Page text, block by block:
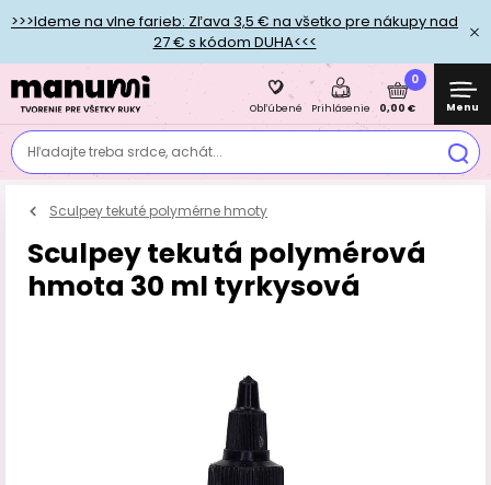
>>>Ideme na vlne farieb: Zľava 3,5 € na všetko pre nákupy nad
27 € s kódom DUHA<<<
Hľadajte treba srdce, achát...
Obľúbené Prihlásenie
0
0,00 € Menu
Sculpey tekuté polymérne hmoty
Sculpey tekutá polymérová
hmota 30 ml tyrkysová